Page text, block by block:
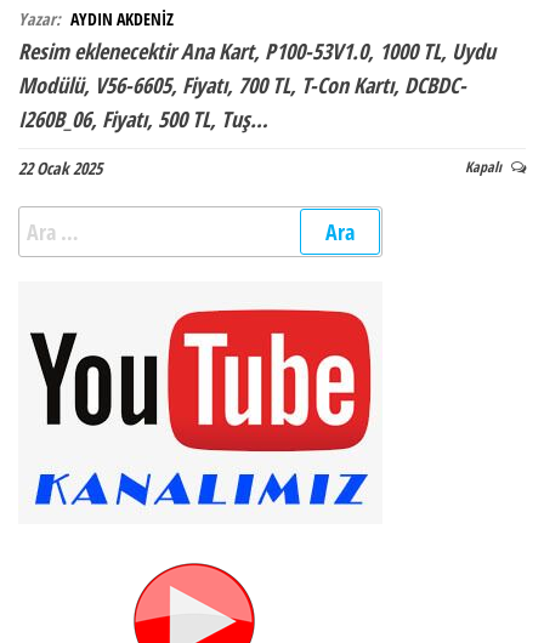
Yazar: AYDIN AKDENİZ
Resim eklenecektir Ana Kart, P100-53V1.0, 1000 TL, Uydu
Modülü, V56-6605, Fiyatı, 700 TL, T-Con Kartı, DCBDC-
I260B_06, Fiyatı, 500 TL, Tuş…
22 Ocak 2025 Kapalı
Arama: